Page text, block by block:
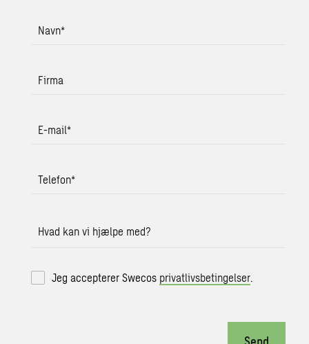
Navn*
Firma
E-mail*
Telefon*
Hvad kan vi hjælpe med?
Jeg accepterer Swecos privatlivsbetingelser.